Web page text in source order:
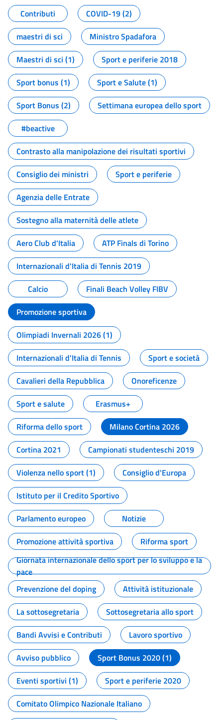
Contributi
COVID-19 (2)
maestri di sci
Ministro Spadafora
Maestri di sci (1)
Sport e periferie 2018
Sport bonus (1)
Sport e Salute (1)
Sport Bonus (2)
Settimana europea dello sport
#beactive
Contrasto alla manipolazione dei risultati sportivi
Consiglio dei ministri
Sport e periferie
Agenzia delle Entrate
Sostegno alla maternità delle atlete
Aero Club d'Italia
ATP Finals di Torino
Internazionali d'Italia di Tennis 2019
Calcio
Finali Beach Volley FIBV
Promozione sportiva
Olimpiadi Invernali 2026 (1)
Internazionali d'Italia di Tennis
Sport e società
Cavalieri della Repubblica
Onoreficenze
Sport e salute
Erasmus+
Riforma dello sport
Milano Cortina 2026
Cortina 2021
Campionati studenteschi 2019
Violenza nello sport (1)
Consiglio d'Europa
Istituto per il Credito Sportivo
Parlamento europeo
Notizie
Promozione attività sportiva
Riforma sport
Giornata internazionale dello sport per lo sviluppo e la
pace
Prevenzione del doping
Attività istituzionale
La sottosegretaria
Sottosegretaria allo sport
Bandi Avvisi e Contributi
Lavoro sportivo
Avviso pubblico
Sport Bonus 2020 (1)
Eventi sportivi (1)
Sport e periferie 2020
Comitato Olimpico Nazionale Italiano